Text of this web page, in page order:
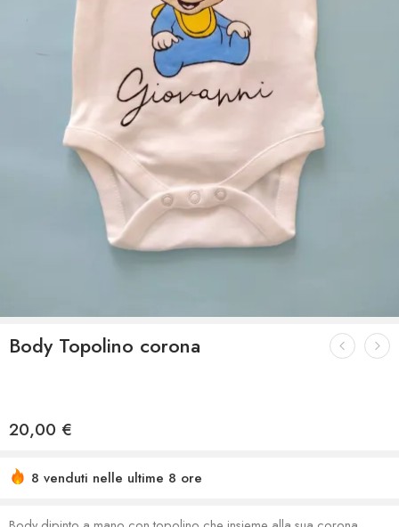
Body Topolino corona
20,00 €
8 venduti nelle ultime 8 ore